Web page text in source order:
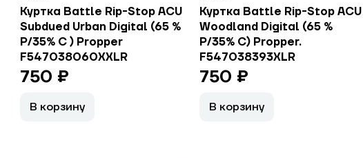
Куртка Battle Rip-Stop ACU
Subdued Urban Digital (65 %
P/35% C ) Propper
F547038060XXLR
750 ₽
В корзину
Куртка Battle Rip-Stop ACU
Woodland Digital (65 %
P/35% C) Propper.
F547038393XLR
750 ₽
В корзину